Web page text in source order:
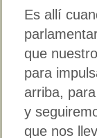
Es allí
que
para
arriba,
y
que nos